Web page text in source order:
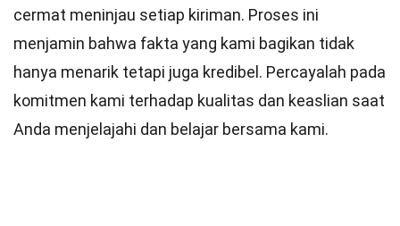
cermat meninjau setiap kiriman. Proses ini
menjamin bahwa fakta yang kami bagikan tidak
hanya menarik tetapi juga kredibel. Percayalah pada
komitmen kami terhadap kualitas dan keaslian saat
Anda menjelajahi dan belajar bersama kami.